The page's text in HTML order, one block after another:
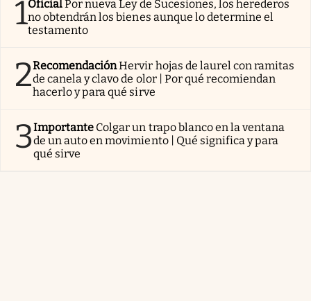
1OficialPor nueva Ley de Sucesiones, los herederos
no obtendrán los bienes aunque lo determine el
testamento
2RecomendaciónHervir hojas de laurel con ramitas
de canela y clavo de olor | Por qué recomiendan
hacerlo y para qué sirve
3Importante Colgar un trapo blanco en la ventana
de un auto en movimiento | Qué significa y para
qué sirve